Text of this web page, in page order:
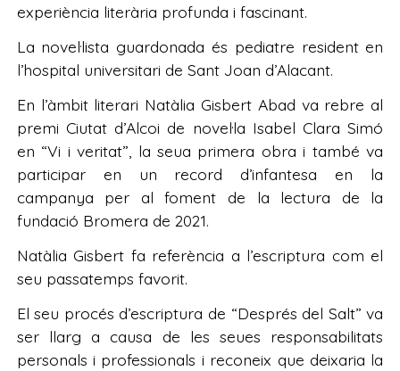
experiència literària profunda i fascinant.
La novel·lista guardonada és pediatre resident en
l’hospital universitari de Sant Joan d’Alacant.
En l’àmbit literari Natàlia Gisbert Abad va rebre al
premi Ciutat d’Alcoi de novel·la Isabel Clara Simó
en “Vi i veritat”, la seua primera obra i també va
participar en un record d’infantesa en la
campanya per al foment de la lectura de la
fundació Bromera de 2021.
Natàlia Gisbert fa referència a l’escriptura com el
seu passatemps favorit.
El seu procés d’escriptura de “Després del Salt” va
ser llarg a causa de les seues responsabilitats
personals i professionals i reconeix que deixaria la